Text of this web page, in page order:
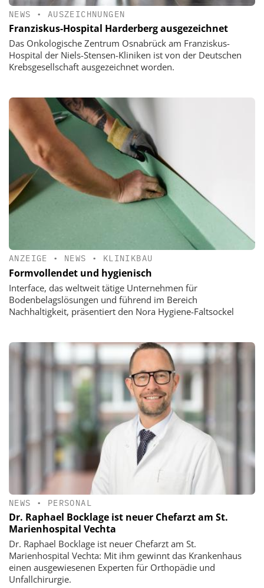
NEWS • AUSZEICHNUNGEN
Franziskus-Hospital Harderberg ausgezeichnet
Das Onkologische Zentrum Osnabrück am Franziskus-
Hospital der Niels-Stensen-Kliniken ist von der Deutschen
Krebsgesellschaft ausgezeichnet worden.
ANZEIGE • NEWS • KLINIKBAU
Formvollendet und hygienisch
Interface, das weltweit tätige Unternehmen für
Bodenbelagslösungen und führend im Bereich
Nachhaltigkeit, präsentiert den Nora Hygiene-Faltsockel
NEWS • PERSONAL
Dr. Raphael Bocklage ist neuer Chefarzt am St.
Marienhospital Vechta
Dr. Raphael Bocklage ist neuer Chefarzt am St.
Marienhospital Vechta: Mit ihm gewinnt das Krankenhaus
einen ausgewiesenen Experten für Orthopädie und
Unfallchirurgie.